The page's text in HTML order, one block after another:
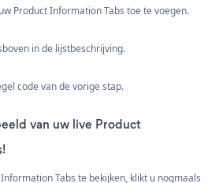
Product Information Tabs toe te voegen.
in de lijstbeschrijving.
code van de vorige stap.
van uw live Product
Tabs te bekijken, klikt u nogmaals